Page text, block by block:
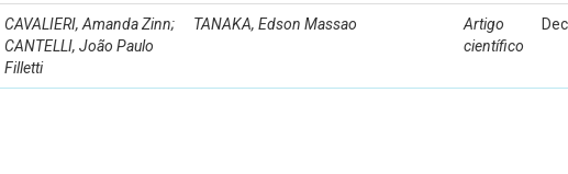
CAVALIERI, Amanda Zinn;
CANTELLI, João Paulo
Filletti
TANAKA, Edson Massao
Artigo
científico